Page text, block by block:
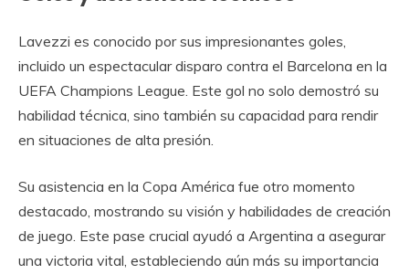
Lavezzi es conocido por sus impresionantes goles,
incluido un espectacular disparo contra el Barcelona en la
UEFA Champions League. Este gol no solo demostró su
habilidad técnica, sino también su capacidad para rendir
en situaciones de alta presión.
Su asistencia en la Copa América fue otro momento
destacado, mostrando su visión y habilidades de creación
de juego. Este pase crucial ayudó a Argentina a asegurar
una victoria vital, estableciendo aún más su importancia